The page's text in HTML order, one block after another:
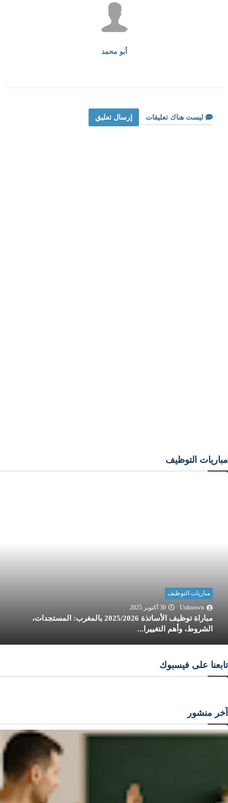
أبو محمد
ليست هناك تعليقات إرسال تعليق
مباريات التوظيف
مباريات التوظيف
Unknown
30 أكتوبر 2025
مباراة توظيف الأساتذة 2025/2026 بالمغرب: المستجدات،
الشروط، وأهم التغييرا...
تابعنا على فيسبوك
آخر منشور